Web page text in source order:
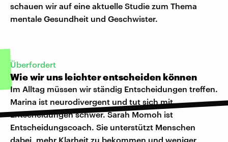
schauen wir auf eine aktuelle Studie zum Thema
mentale Gesundheit und Geschwister.
Überfordert
Wie wir uns leichter entscheiden können
Im Alltag müssen wir ständig Entscheidungen treffen.
Marina ist neurodivergent und tut sich mit
Entscheidungen schwer. Sarah Momoh ist
Entscheidungscoach. Sie unterstützt Menschen
dabei, mehr Klarheit zu bekommen und weniger